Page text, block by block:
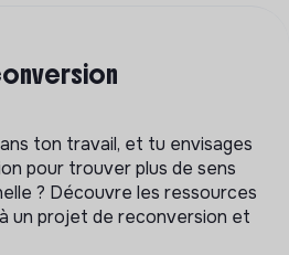
ton travail, et tu envisages
pour trouver plus de sens
? Découvre les ressources
un projet de reconversion et